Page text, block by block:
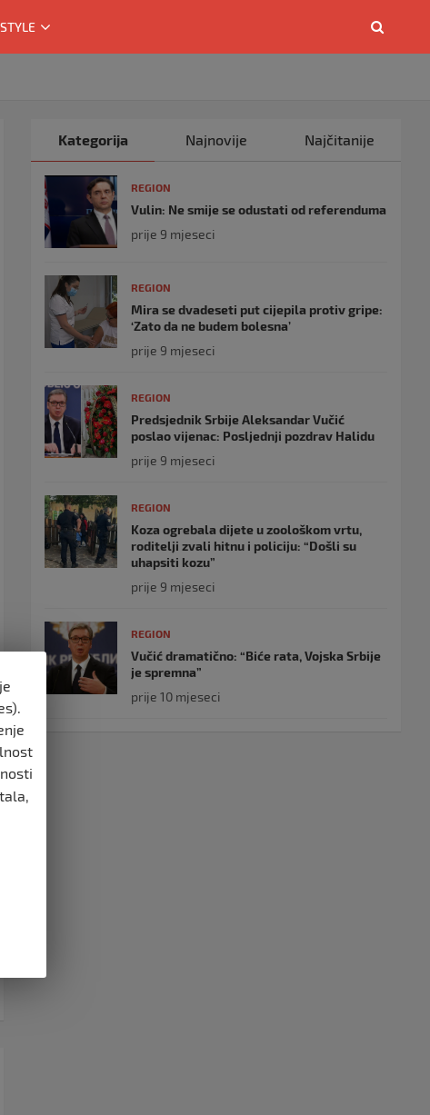
Kategorija Najnovije Najčitanije
REGION
Vulin: Ne smije se odustati od referenduma
prije 9 mjeseci
REGION
Mira se dvadeseti put cijepila protiv gripe:
‘Zato da ne budem bolesna’
prije 9 mjeseci
REGION
Predsjednik Srbije Aleksandar Vučić
poslao vijenac: Posljednji pozdrav Halidu
prije 9 mjeseci
REGION
Koza ogrebala dijete u zoološkom vrtu,
roditelji zvali hitnu i policiju: “Došli su
uhapsiti kozu”
prije 9 mjeseci
REGION
Vučić dramatično: “Biće rata, Vojska Srbije
je spremna”
prije 10 mjeseci